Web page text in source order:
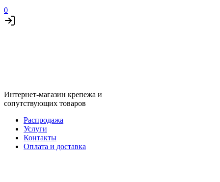
0
Интернет-магазин крепежа и
сопутствующих товаров
Распродажа
Услуги
Контакты
Оплата и доставка